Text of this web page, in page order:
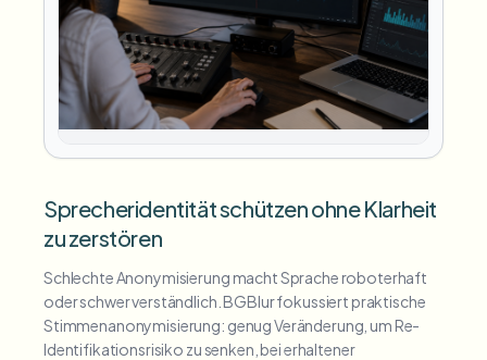
Sprecheridentität schützen ohne Klarheit
zu zerstören
Schlechte Anonymisierung macht Sprache roboterhaft
oder schwer verständlich. BGBlur fokussiert praktische
Stimmenanonymisierung: genug Veränderung, um Re-
Identifikationsrisiko zu senken, bei erhaltener